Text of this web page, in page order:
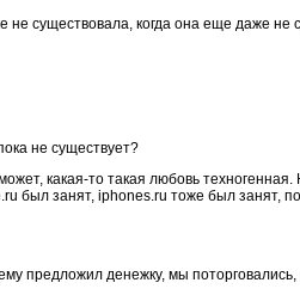
не существовала, когда она еще даже не
не существует?
какая-то такая любовь техногенная.
был занят, iphones.ru тоже был занят,
предложил денежку, мы поторговались,